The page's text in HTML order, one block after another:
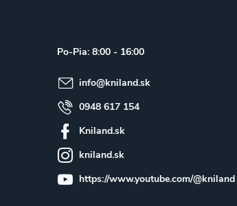
Po-Pia: 8:00 - 16:00
info@kniland.sk
0948 617 154
Kniland.sk
kniland.sk
https://www.youtube.com/@kniland